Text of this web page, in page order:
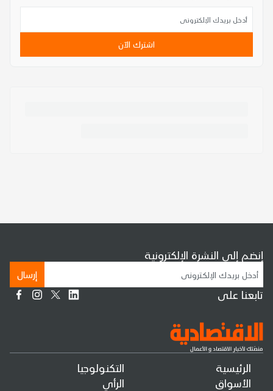
اشترك الآن
الرئيسية
الأسواق
التكنولوجيا
الرأي
إنضم إلى النشرة الإلكترونية
إرسال
تابعنا على